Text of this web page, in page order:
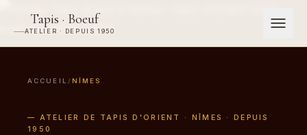
Tapis · Boeuf
ATELIER · DEPUIS 1950
ACCUEIL / NÎMES
— ATELIER DE TAPIS D'ORIENT · NÎMES · DEPUIS
1950